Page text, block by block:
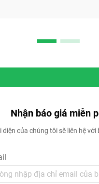
Nhận báo giá miễn
diện của chúng tôi sẽ liên hệ với